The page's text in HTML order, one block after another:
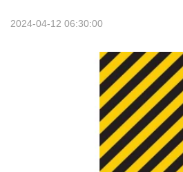
2024-04-12 06:30:00